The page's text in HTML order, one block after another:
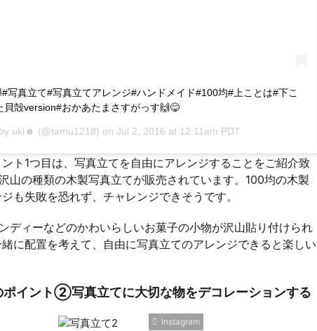
#写真立て#写真立てアレンジ#ハンドメイド#100均#上ことは#下こ
殻version#おかあたまさすがっす🙌😋
uki☻ (@tamu1218) on Jul 2, 2016 at 12:11am PDT
ト1つ目は、写真立てを自由にアレンジすることをご紹介致
山の種類の木製写真立てが販売されています。100均の木製
も失敗を恐れず、チャレンジできそうです。
ディーなどのかわいらしいお菓子の小物が沢山貼り付けられ
に配置を考えて、自由に写真立てのアレンジできると楽しい
ポイント②写真立てに大切な物をデコレーションする
Instagram